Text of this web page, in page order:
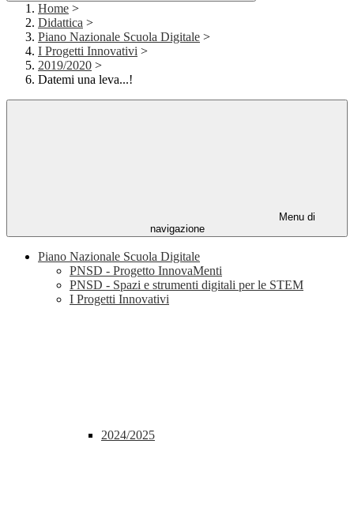
Home >
Didattica >
Piano Nazionale Scuola Digitale >
I Progetti Innovativi >
2019/2020 >
Datemi una leva...!
Menu di
navigazione
Piano Nazionale Scuola Digitale
PNSD - Progetto InnovaMenti
PNSD - Spazi e strumenti digitali per le STEM
I Progetti Innovativi
2024/2025